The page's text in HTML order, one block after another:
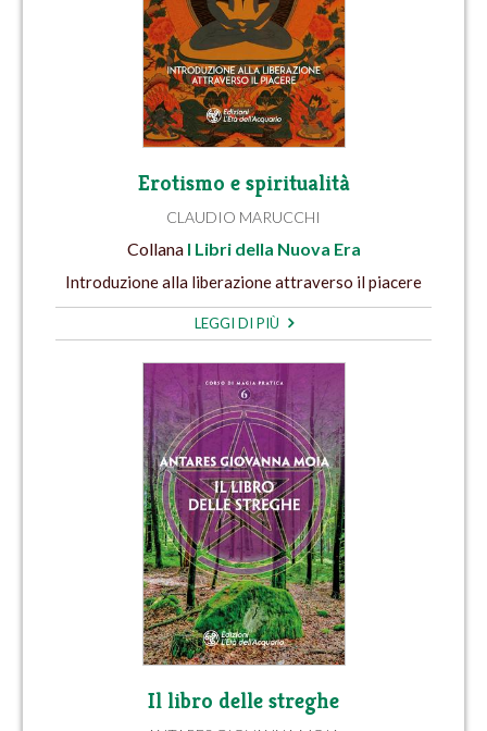
Erotismo e spiritualità
CLAUDIO MARUCCHI
Collana I Libri della Nuova Era
Introduzione alla liberazione attraverso il piacere
LEGGI DI PIÙ
Il libro delle streghe